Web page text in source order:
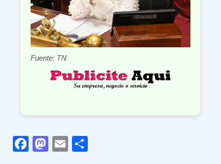
Fuente: TN
F
M E